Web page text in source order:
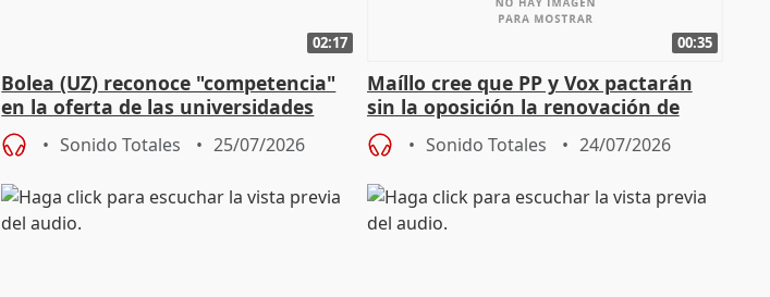
02:17
Bolea (UZ) reconoce "competencia"
en la oferta de las universidades
privadas
Sonido Totales 25/07/2026
00:35
Maíllo cree que PP y Vox pactarán
sin la oposición la renovación de
órganos como el Defensor
Sonido Totales 24/07/2026